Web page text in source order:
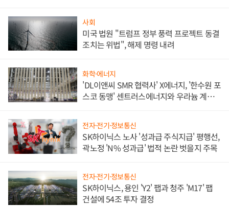
사회
미국 법원 "트럼프 정부 풍력 프로젝트 동결
조치는 위법", 해제 명령 내려
화학·에너지
'DL이앤씨 SMR 협력사' X에너지, '한수원 포
스코 동맹' 센트러스에너지와 우라늄 계약
전자·전기·정보통신
SK하이닉스 노사 '성과급 주식지급' 평행선,
곽노정 'N% 성과급' 법적 논란 벗을지 주목
전자·전기·정보통신
SK하이닉스, 용인 'Y2' 팹과 청주 'M17' 팹
건설에 54조 투자 결정